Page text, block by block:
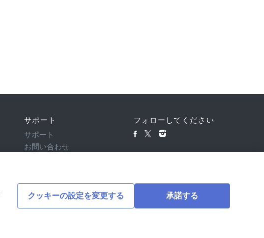
承諾する
クッキーの設定を変更する
サポート
サポート
お問い合わせ
フォローしてください